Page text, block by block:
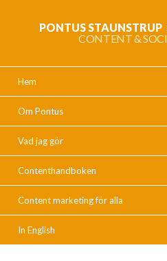
PONTUS STAUNSTRUP
CONTENT &
Hem
Om Pontus
Vad jag gör
Contenthandboken
Content marketing för alla
In English